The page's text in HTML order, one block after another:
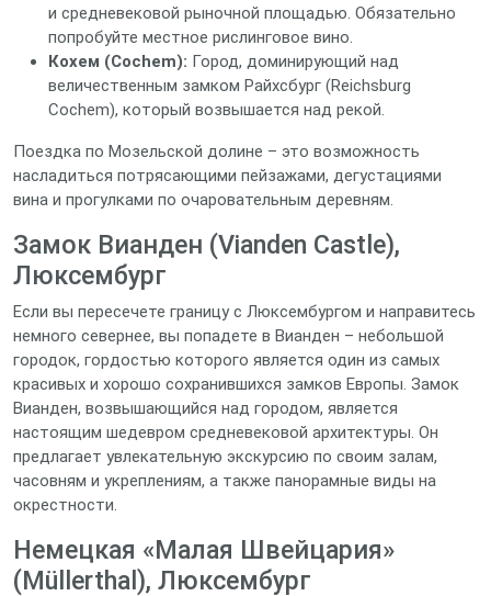
и средневековой рыночной площадью. Обязательно
попробуйте местное рислинговое вино.
Кохем (Cochem): Город, доминирующий над
величественным замком Райхсбург (Reichsburg
Cochem), который возвышается над рекой.
Поездка по Мозельской долине – это возможность
насладиться потрясающими пейзажами, дегустациями
вина и прогулками по очаровательным деревням.
Замок Вианден (Vianden Castle),
Люксембург
Если вы пересечете границу с Люксембургом и направитесь
немного севернее, вы попадете в Вианден – небольшой
городок, гордостью которого является один из самых
красивых и хорошо сохранившихся замков Европы. Замок
Вианден, возвышающийся над городом, является
настоящим шедевром средневековой архитектуры. Он
предлагает увлекательную экскурсию по своим залам,
часовням и укреплениям, а также панорамные виды на
окрестности.
Немецкая «Малая Швейцария»
(Müllerthal), Люксембург